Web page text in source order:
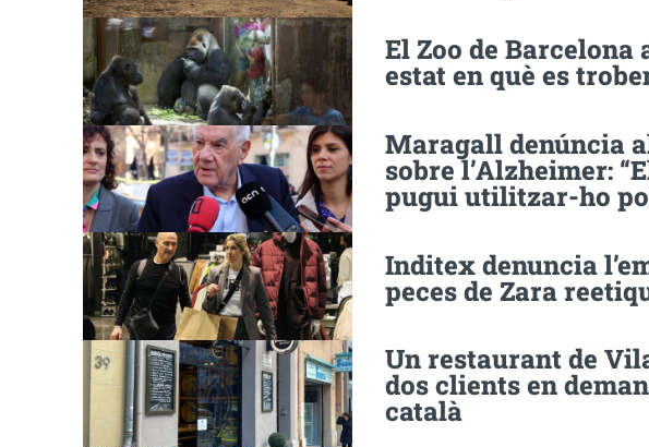
El Zoo de
estat en què es
Maragall denúncia
sobre l’Alzheimer:
pugui utilitzar-ho
Inditex denuncia
peces de Zara
Un restaurant de
dos clients en
català